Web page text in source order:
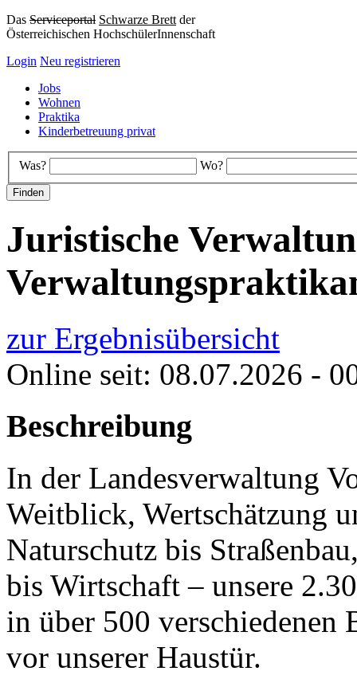
Das Serviceportal Schwarze Brett der
Österreichischen HochschülerInnenschaft
Login Neu registrieren
Jobs
Wohnen
Praktika
Kinderbetreuung privat
Was? Wo?
Juristische
zur Ergebnisübersicht
Online seit: 08.07.2026 -
Beschreibung
In der Landesverwaltung
Weitblick, Wertschätzung
Naturschutz bis
bis Wirtschaft – unsere
in über 500 verschiedenen
vor unserer Haustür.